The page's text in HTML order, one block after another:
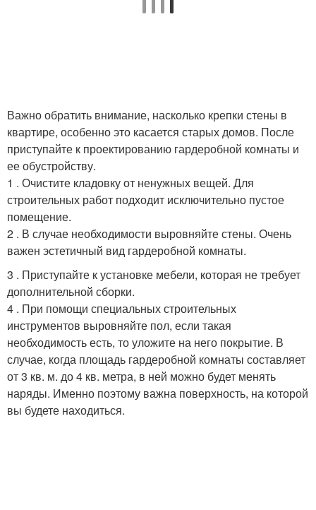
Важно обратить внимание, насколько крепки стены в
квартире, особенно это касается старых домов. После
приступайте к проектированию гардеробной комнаты и
ее обустройству.
1 . Очистите кладовку от ненужных вещей. Для
строительных работ подходит исключительно пустое
помещение.
2 . В случае необходимости выровняйте стены. Очень
важен эстетичный вид гардеробной комнаты.
3 . Приступайте к установке мебели, которая не требует
дополнительной сборки.
4 . При помощи специальных строительных
инструментов выровняйте пол, если такая
необходимость есть, то уложите на него покрытие. В
случае, когда площадь гардеробной комнаты составляет
от 3 кв. м. до 4 кв. метра, в ней можно будет менять
наряды. Именно поэтому важна поверхность, на которой
вы будете находиться.